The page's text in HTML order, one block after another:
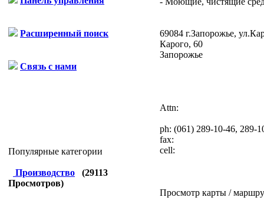
Расширенный поиск
Связь с нами
Популярные категории
Производство (29113
Просмотров)
69084 г.Запорожье,
Карого, 60
Запорожье
Attn:
ph: (061) 289-10-46, 289-
fax:
cell:
Просмотр карты /